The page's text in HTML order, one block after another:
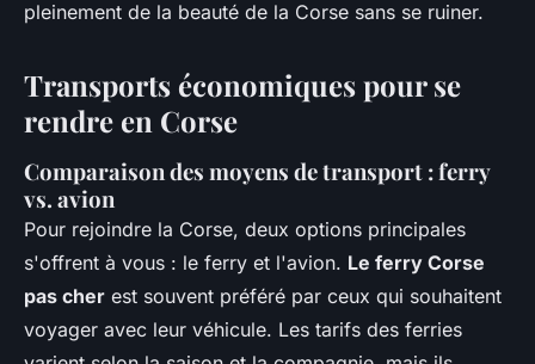
pleinement de la beauté de la Corse sans se ruiner.
Transports économiques pour se
rendre en Corse
Comparaison des moyens de transport : ferry
vs. avion
Pour rejoindre la Corse, deux options principales
s'offrent à vous : le ferry et l'avion. Le ferry Corse
pas cher est souvent préféré par ceux qui souhaitent
voyager avec leur véhicule. Les tarifs des ferries